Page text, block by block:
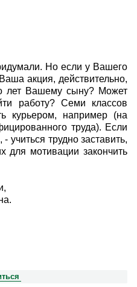
Но если у Вашего
акция, действительно,
лет Вашему сыну? Может
работу? Семи классов
курьером, например (на
труда). Если
трудно заставить,
для мотивации закончить